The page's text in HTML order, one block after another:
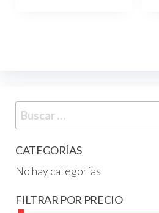
CATEGORÍAS
No hay categorías
FILTRAR POR PRECIO